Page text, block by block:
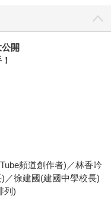
開
頻道創作者)／林香吟
／徐建國(建國中學校長)
列)